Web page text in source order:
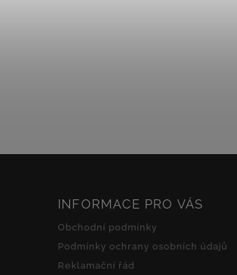
INFORMACE PRO VÁS
Obchodní podmínky
Podmínky ochrany osobních údajů
Reklamační řád